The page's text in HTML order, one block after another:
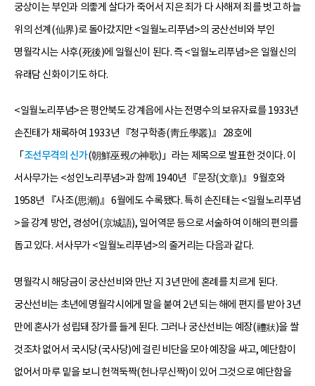
궁상이는 부인과 의좋게 살다가 죽어서 지은 죄가 다 사해져 죄를 벗고 하늘
위의 선계(仙界)로 돌아갔지만 <일월노리푸념>의 궁산선비와 부인
명월각시는 사후(死後)에 일월신이 된다. 즉 <일월노리푸념>은 일월신의
유래담 신화이기도 하다.
<일월노리푸념>은 평안북도 강계읍에 사는 전명수의 보유자료를 1933년
손진태가 채록하여 1933년 『청구학총(靑丘學叢)』 28호에
「 조선무격의 신가(朝鮮巫覡の神歌)」라는 제목으로 발표한 것이다. 이
서사무가는 <성인노리푸념>과 함께 1940년 『문장(文章)』 9월호와
1958년 『사조(思潮)』 6월에도 수록됐다. 특히 손진태는 <일월노리푸념
>을 강계 방언, 경성어(京城語), 일어역문 등으로 서술하여 이해의 편의를
돕고 있다. 서사무가 <일월노리푸념>의 줄거리는 다음과 같다.
명월각시 해당금이 궁산선비와 만난 지 3년 만에 혼례를 치르게 된다.
궁산선비는 초년에 명월각시에게 말을 붙여 2년 되는 해에 편지를 받아 3년
만에 혼사가 성립돼 장가를 들게 된다. 그러나 궁산선비는 예장(禮狀)을 쌀
것조차 없어서 국시당(국사당)에 걸린 비단을 모아 예장을 싸고, 예단함이
없어서 마루 밑을 보니 헌꺽둑짝(헌나무신짝)이 있어 그것으로 예단함을